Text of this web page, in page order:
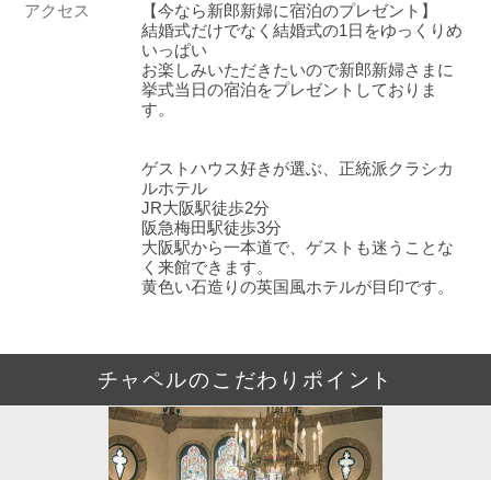
アクセス
【今なら新郎新婦に宿泊のプレゼント】
結婚式だけでなく結婚式の1日をゆっくりめ
いっぱい
お楽しみいただきたいので新郎新婦さまに
挙式当日の宿泊をプレゼントしておりま
す。
ゲストハウス好きが選ぶ、正統派クラシカ
ルホテル
JR大阪駅徒歩2分
阪急梅田駅徒歩3分
大阪駅から一本道で、ゲストも迷うことな
く来館できます。
黄色い石造りの英国風ホテルが目印です。
チャペルのこだわりポイント